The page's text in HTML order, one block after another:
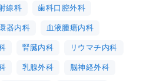
線科 歯科口腔外科
器内科 血液腫瘍内科
腎臓内科 リウマチ内科
乳腺外科 脳神経外科